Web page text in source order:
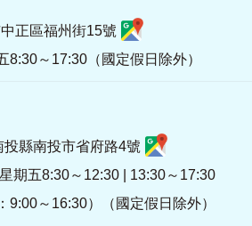
正區福州街15號
8:30～17:30（國定假日除外）
投縣南投市省府路4號
期五8:30～12:30 | 13:30～17:30
9:00～16:30）（國定假日除外）